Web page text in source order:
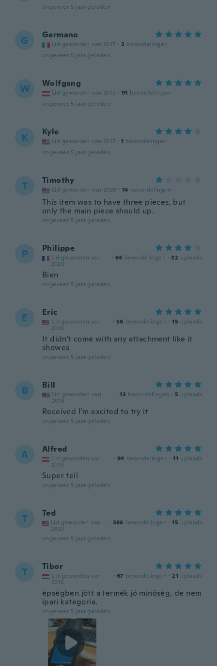
ongeveer 5 jaar geleden
G Germano
Lid geworden van 2017 · 3 beoordelingen
ongeveer 5 jaar geleden
W Wolfgang
Lid geworden van 2015 · 91 beoordelingen
ongeveer 5 jaar geleden
K Kyle
Lid geworden van 2017 · 1 beoordelingen
ongeveer 5 jaar geleden
T Timothy
Lid geworden van 2020 · 14 beoordelingen
This item was to have three pieces, but
only the main piece should up.
ongeveer 5 jaar geleden
P Philippe
Lid geworden van
2020
· 64 beoordelingen · 32 uploads
Bien
ongeveer 5 jaar geleden
E Eric
Lid geworden van
2018
· 56 beoordelingen · 15 uploads
It didn't come with any attachment like it
showes
ongeveer 5 jaar geleden
B Bill
Lid geworden van
2018
· 13 beoordelingen · 5 uploads
Received I'm excited to try it
ongeveer 5 jaar geleden
A Alfred
Lid geworden van
2019
· 94 beoordelingen · 11 uploads
Super teil
ongeveer 5 jaar geleden
T Ted
Lid geworden van
2020
· 386 beoordelingen · 15 uploads
ongeveer 5 jaar geleden
T Tibor
Lid geworden van
2016
· 67 beoordelingen · 21 uploads
épségben jött a termék jó minőség, de nem
ipari kategoria.
ongeveer 5 jaar geleden